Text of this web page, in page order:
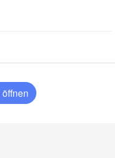
öffnen